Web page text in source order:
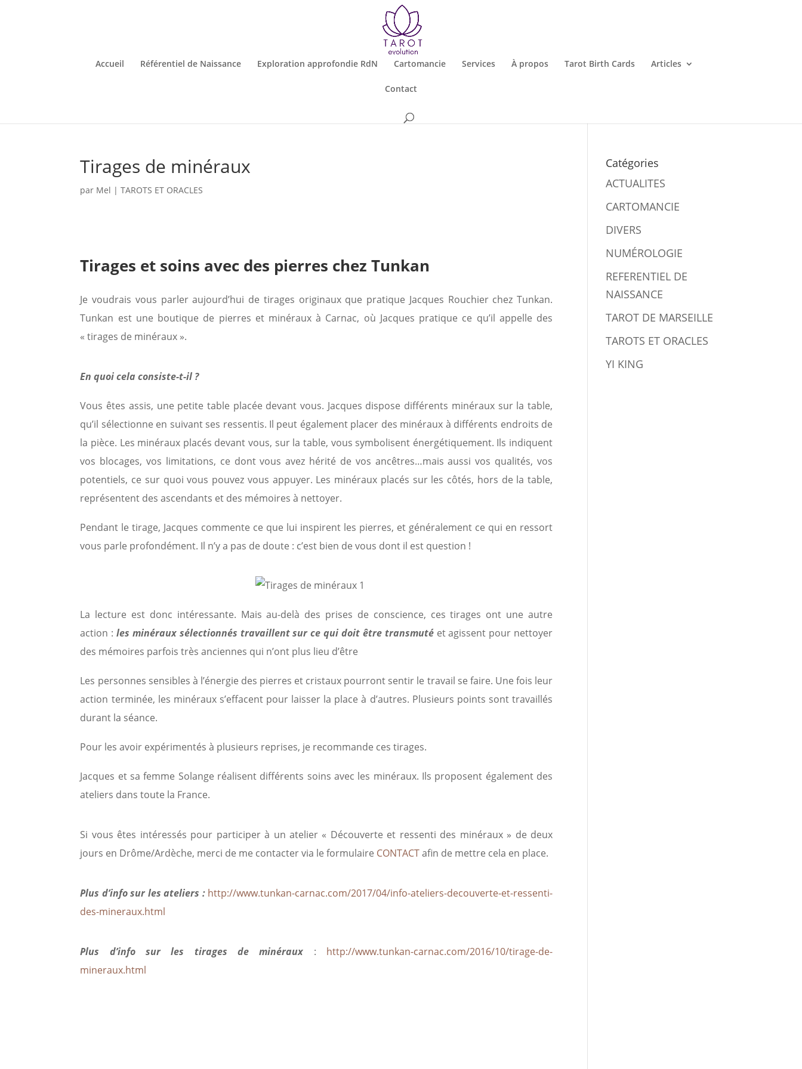
Accueil Référentiel de Naissance Exploration approfondie RdN Cartomancie Services À propos Tarot Birth Cards Articles
Contact
Tirages de minéraux
par Mel |TAROTS ET ORACLES
Tirages et soins avec des pierres chez Tunkan
Je voudrais vous parler aujourd’hui de tirages originaux que pratique Jacques Rouchier chez Tunkan.
Tunkan est une boutique de pierres et minéraux à Carnac, où Jacques pratique ce qu’il appelle des
« tirages de minéraux ».
En quoi cela consiste-t-il ?
Vous êtes assis, une petite table placée devant vous. Jacques dispose différents minéraux sur la table,
qu’il sélectionne en suivant ses ressentis. Il peut également placer des minéraux à différents endroits de
la pièce. Les minéraux placés devant vous, sur la table, vous symbolisent énergétiquement. Ils indiquent
vos blocages, vos limitations, ce dont vous avez hérité de vos ancêtres…mais aussi vos qualités, vos
potentiels, ce sur quoi vous pouvez vous appuyer. Les minéraux placés sur les côtés, hors de la table,
représentent des ascendants et des mémoires à nettoyer.
Pendant le tirage, Jacques commente ce que lui inspirent les pierres, et généralement ce qui en ressort
vous parle profondément. Il n’y a pas de doute : c’est bien de vous dont il est question !
La lecture est donc intéressante. Mais au-delà des prises de conscience, ces tirages ont une autre
action :les minéraux sélectionnés travaillent sur ce qui doit être transmuté et agissent pour nettoyer
des mémoires parfois très anciennes qui n’ont plus lieu d’être
Les personnes sensibles à l’énergie des pierres et cristaux pourront sentir le travail se faire. Une fois leur
action terminée, les minéraux s’effacent pour laisser la place à d’autres. Plusieurs points sont travaillés
durant la séance.
Pour les avoir expérimentés à plusieurs reprises, je recommande ces tirages.
Jacques et sa femme Solange réalisent différents soins avec les minéraux. Ils proposent également des
ateliers dans toute la France.
Si vous êtes intéressés pour participer à un atelier « Découverte et ressenti des minéraux » de deux
jours en Drôme/Ardèche, merci de me contacter via le formulaire CONTACTafin de mettre cela en place.
Plus d’info sur les ateliers : http://www.tunkan-carnac.com/2017/04/info-ateliers-decouverte-et-ressenti-
des-mineraux.html
Plus d’info sur les tirages de minéraux : http://www.tunkan-carnac.com/2016/10/tirage-de-
mineraux.html
Catégories
ACTUALITES
CARTOMANCIE
DIVERS
NUMÉROLOGIE
REFERENTIEL DE
NAISSANCE
TAROT DE MARSEILLE
TAROTS ET ORACLES
YI KING